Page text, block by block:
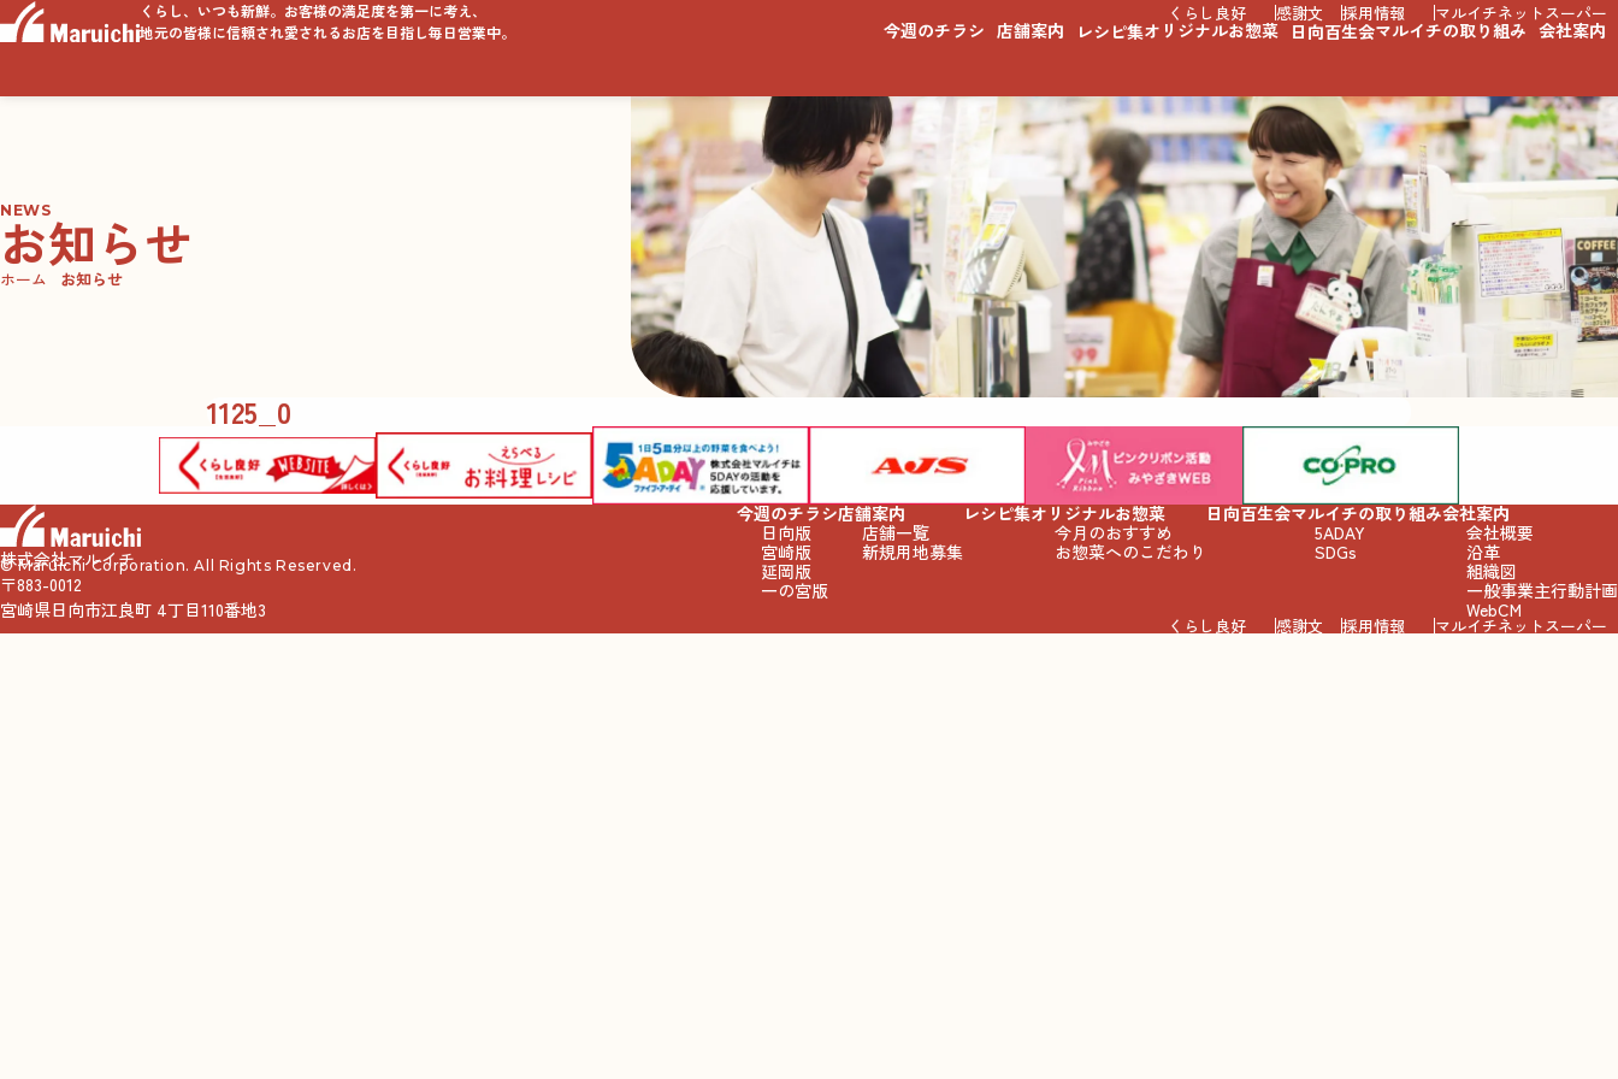
くらし、いつも新鮮。お客様の満足度を第一に考え、
地元の皆様に信頼され愛されるお店を目指し毎日営業中。
くらし良好 感謝文 採用情報 マルイチネットスーパー
今週のチラシ 店舗案内 レシピ集オリジナルお惣菜 日向百生会マルイチの取り組み 会社案内
NEWS
お知らせ
ホーム お知らせ
1125_0
株式会社マルイチ
〒883-0012
宮崎県日向市江良町 4丁目110番地3
今週のチラシ
日向版
宮崎版
延岡版
一の宮版
店舗案内
店舗一覧
新規用地募集
レシピ集オリジナルお惣菜
今月のおすすめ
お惣菜へのこだわり
日向百生会マルイチの取り組み
5ADAY
SDGs
会社案内
会社概要
沿革
組織図
一般事業主行動計画
WebCM
くらし良好 感謝文 採用情報 マルイチネットスーパー
© Maruichi Corporation. All Rights Reserved.